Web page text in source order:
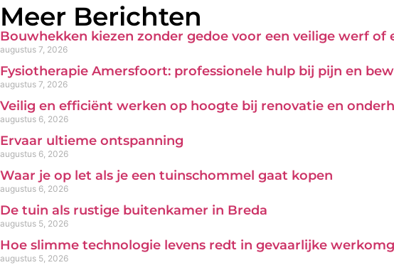
Meer Berichten
Bouwhekken kiezen zonder gedoe voor een veilige werf of
augustus 7, 2026
Fysiotherapie Amersfoort: professionele hulp bij pijn en
augustus 7, 2026
Veilig en efficiënt werken op hoogte bij renovatie en
augustus 6, 2026
Ervaar ultieme ontspanning
augustus 6, 2026
Waar je op let als je een tuinschommel gaat kopen
augustus 6, 2026
De tuin als rustige buitenkamer in Breda
augustus 5, 2026
Hoe slimme technologie levens redt in gevaarlijke
augustus 5, 2026